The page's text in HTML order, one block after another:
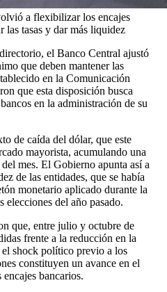
a flexibilizar los encajes
las tasas y dar más liquidez
el Banco Central ajustó
que deben mantener las
en la Comunicación
que esta disposición busca
en la administración de su
de caída del dólar, que este
mayorista, acumulando una
mes. El Gobierno apunta así a
de las entidades, que se había
monetario aplicado durante la
del año pasado.
que, entre julio y octubre de
frente a la reducción en la
el shock político previo a los
constituyen un avance en el
bancarios.